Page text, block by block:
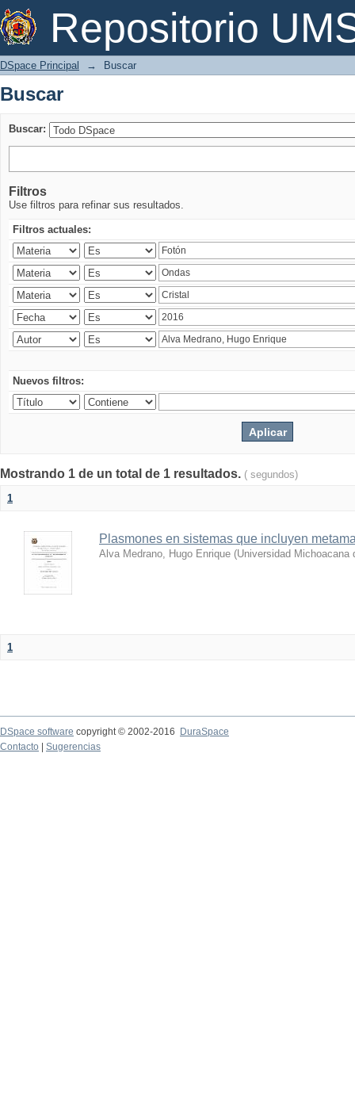
Repositorio
Buscar
DSpace Principal → Buscar
Buscar
Buscar:
Filtros
Use filtros para refinar sus resultados.
Filtros actuales:
Nuevos filtros:
Mostrando 1 de un total de 1 resultados. ( segundos)
1
Plasmones en sistemas que incluyen
Alva Medrano, Hugo Enrique (Universidad Michoacana
1
DSpace software copyright © 2002-2016
DuraSpace
Contacto
Sugerencias